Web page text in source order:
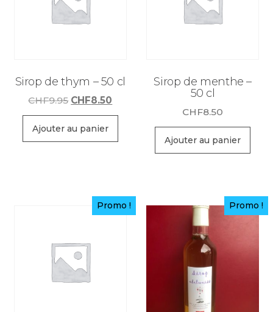
Sirop de thym – 50 cl
CHF9.95 Le
prix
initial
était :
CHF8.50
prix
est :
Ajouter au panier
Sirop de menthe –
50 cl
CHF8.50
Ajouter au panier
Promo ! Promo !